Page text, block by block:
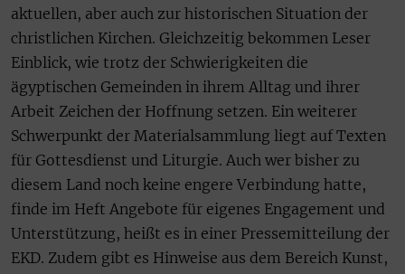
aktuellen, aber auch zur historischen Situation der
christlichen Kirchen. Gleichzeitig bekommen Leser
Einblick, wie trotz der Schwierigkeiten die
ägyptischen Gemeinden in ihrem Alltag und ihrer
Arbeit Zeichen der Hoffnung setzen. Ein weiterer
Schwerpunkt der Materialsammlung liegt auf Texten
für Gottesdienst und Liturgie. Auch wer bisher zu
diesem Land noch keine engere Verbindung hatte,
finde im Heft Angebote für eigenes Engagement und
Unterstützung, heißt es in einer Pressemitteilung der
EKD. Zudem gibt es Hinweise aus dem Bereich Kunst,